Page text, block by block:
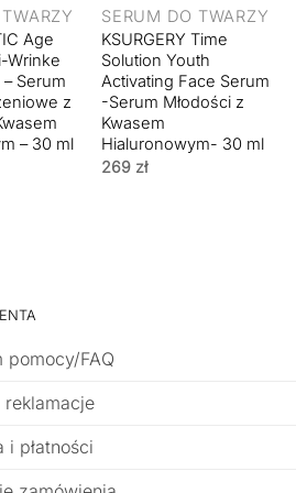
Age
Wrinke
Serum
z
– 30 ml
SERUM DO TWARZY
KSURGERY Time
Solution Youth
Activating Face Serum
-Serum Młodości z
Kwasem
Hialuronowym- 30 ml
269 zł
pomocy/FAQ
i płatności